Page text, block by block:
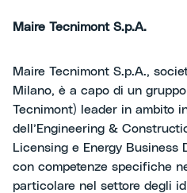
Maire Tecnimont S.p.A.
Maire Tecnimont S.p.A.,
Milano, è a capo di un
Tecnimont) leader in ambito
dell’Engineering &
Licensing e Energy Business
con competenze specifiche
particolare nel settore degli